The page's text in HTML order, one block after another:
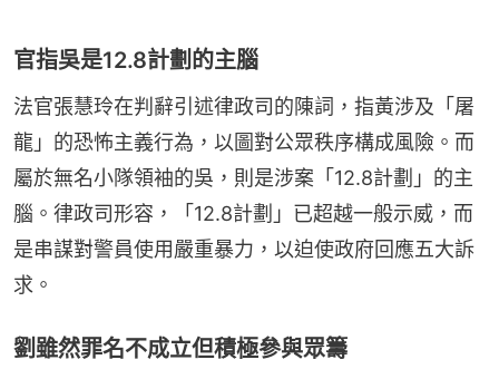
官指吳是12.8計劃的主腦
法官張慧玲在判辭引述律政司的陳詞，指黃涉及「屠
龍」的恐怖主義行為，以圖對公眾秩序構成風險。而
屬於無名小隊領袖的吳，則是涉案「12.8計劃」的主
腦。律政司形容，「12.8計劃」已超越一般示威，而
是串謀對警員使用嚴重暴力，以迫使政府回應五大訴
求。
劉雖然罪名不成立但積極參與眾籌